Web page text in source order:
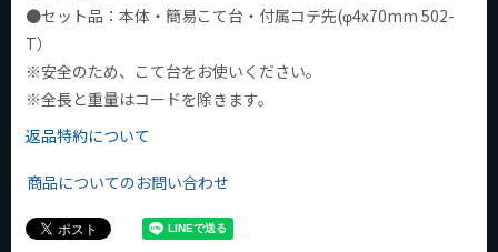
●セット品：本体・簡易こて台・付属コテ先(φ4x70mm 502-
T）
※安全のため、こて台をお使いください。
※全長と重量はコードを除きます。
返品特約について
商品についてのお問い合わせ